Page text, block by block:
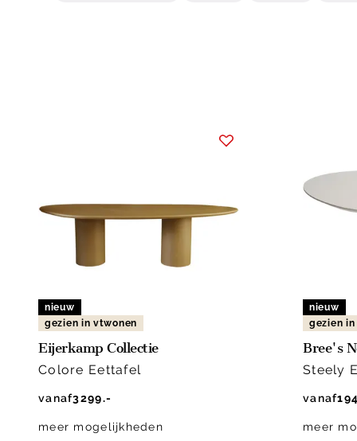
nieuw
gezien in vtwonen
Eijerkamp Collectie
Colore Eettafel
vanaf3299.-
meer mogelijkheden
nieuw
gezien
Bree's
Steely
vanaf
meer